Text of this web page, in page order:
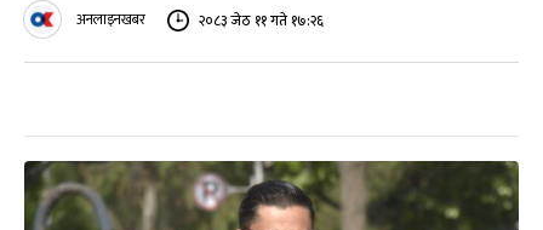
अनलाइनखबर २०८३ जेठ ११ गते १७:२६